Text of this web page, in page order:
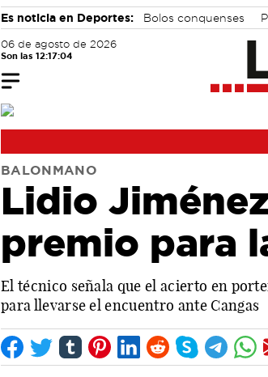
Es noticia en Deportes: Bolos conquenses
06 de agosto de 2026
Son las 12:17:05
BALONMANO
Lidio
premio para
El técnico señala que el acierto en
para llevarse el encuentro ante Cangas